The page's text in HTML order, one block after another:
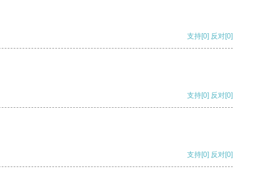
支持[0] 反对[0]
支持[0] 反对[0]
支持[0] 反对[0]